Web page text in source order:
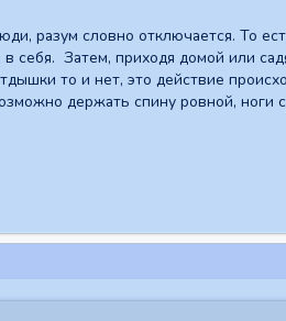
разум словно отключается. То
себя. Затем, приходя домой или
то и нет, это действие
держать спину ровной,